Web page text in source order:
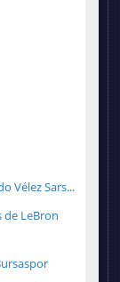
Vélez Sars...
de LeBron